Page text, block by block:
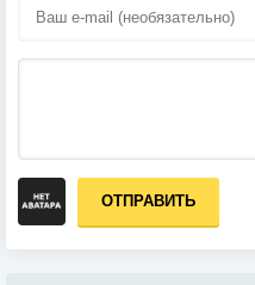
ОТПРАВИТЬ